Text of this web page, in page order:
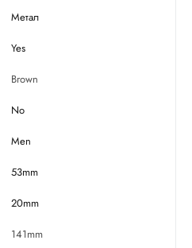
Метал
Yes
Brown
No
Men
53mm
20mm
141mm